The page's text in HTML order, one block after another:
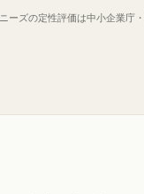
ズの定性評価は中小企業庁